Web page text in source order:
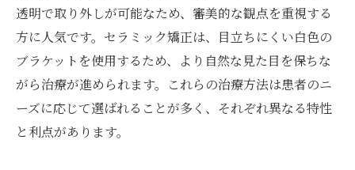
透明で取り外しが可能なため、審美的な観点を重視する
方に人気です。セラミック矯正は、目立ちにくい白色の
ブラケットを使用するため、より自然な見た目を保ちな
がら治療が進められます。これらの治療方法は患者のニ
ーズに応じて選ばれることが多く、それぞれ異なる特性
と利点があります。